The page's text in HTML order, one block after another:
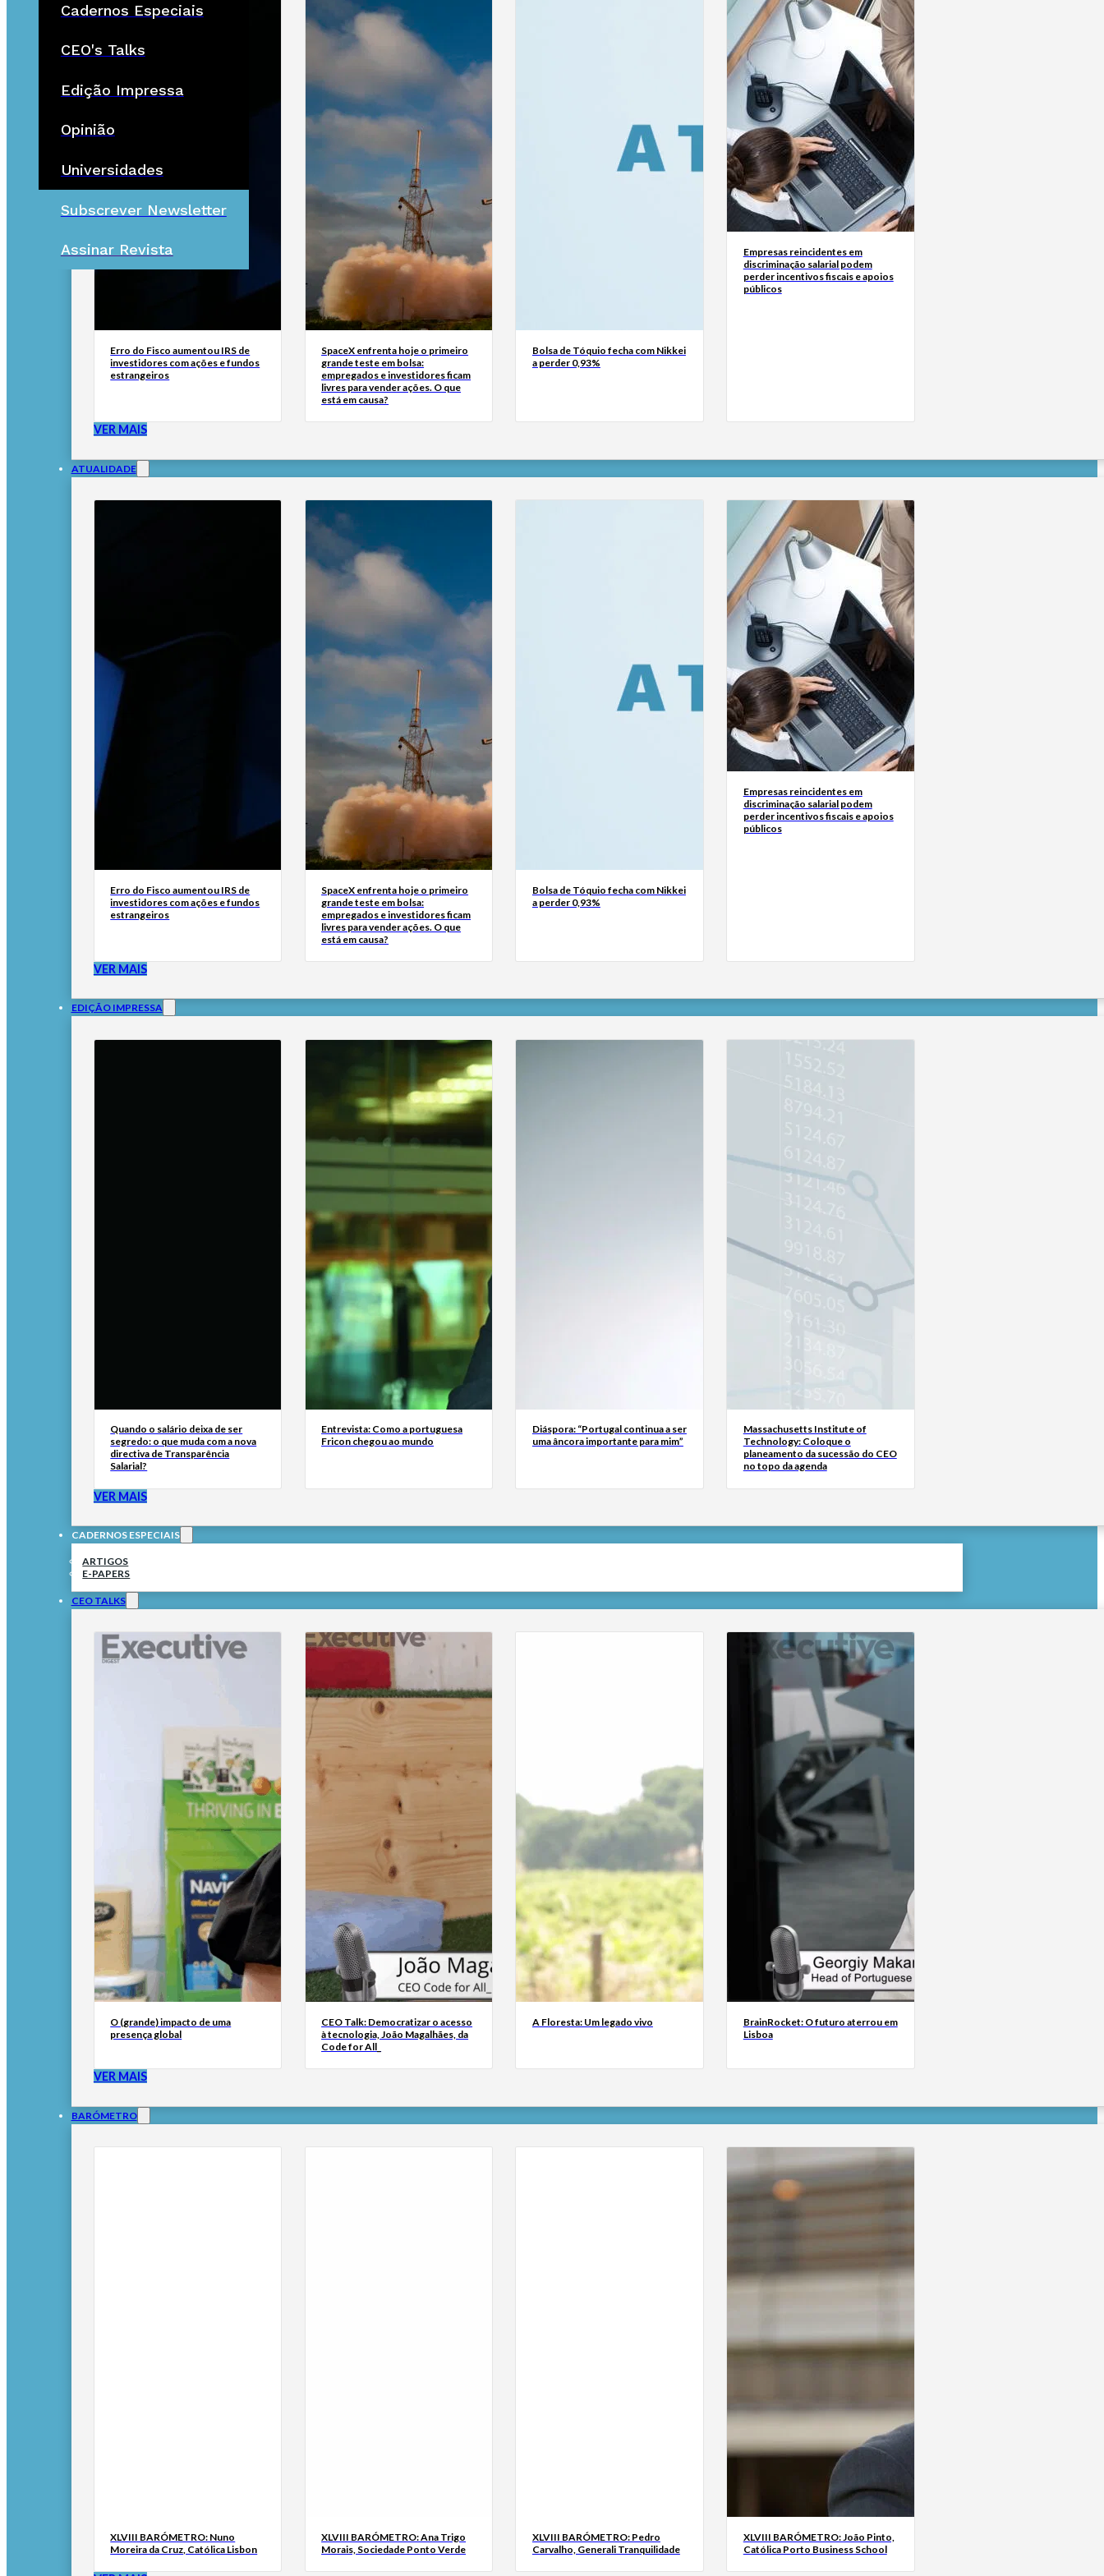
Cadernos Especiais
CEO's Talks
Edição Impressa
Opinião
Universidades
Subscrever Newsletter
Assinar Revista
Erro do Fisco aumentou IRS de
investidores com ações e fundos
estrangeiros
SpaceX enfrenta hoje o primeiro
grande teste em bolsa:
empregados e investidores ficam
livres para vender ações. O que
está em causa?
Bolsa de Tóquio fecha com Nikkei
a perder 0,93%
Empresas reincidentes em
discriminação salarial podem
perder incentivos fiscais e apoios
públicos
VER MAIS
ATUALIDADE
Erro do Fisco aumentou IRS de
investidores com ações e fundos
estrangeiros
SpaceX enfrenta hoje o primeiro
grande teste em bolsa:
empregados e investidores ficam
livres para vender ações. O que
está em causa?
Bolsa de Tóquio fecha com Nikkei
a perder 0,93%
Empresas reincidentes em
discriminação salarial podem
perder incentivos fiscais e apoios
públicos
VER MAIS
EDIÇÃO IMPRESSA
Quando o salário deixa de ser
segredo: o que muda com a nova
directiva de Transparência
Salarial?
Entrevista: Como a portuguesa
Fricon chegou ao mundo
Diáspora: “Portugal continua a ser
uma âncora importante para mim”
Massachusetts Institute of
Technology: Coloque o
planeamento da sucessão do CEO
no topo da agenda
VER MAIS
CADERNOS ESPECIAIS
ARTIGOS
E-PAPERS
CEO TALKS
O (grande) impacto de uma
presença global
CEO Talk: Democratizar o acesso
à tecnologia, João Magalhães, da
Code for All_
A Floresta: Um legado vivo
BrainRocket: O futuro aterrou em
Lisboa
VER MAIS
BARÓMETRO
XLVIII BARÓMETRO: Nuno
Moreira da Cruz, Católica Lisbon
XLVIII BARÓMETRO: Ana Trigo
Morais, Sociedade Ponto Verde
XLVIII BARÓMETRO: Pedro
Carvalho, Generali Tranquilidade
XLVIII BARÓMETRO: João Pinto,
Católica Porto Business School